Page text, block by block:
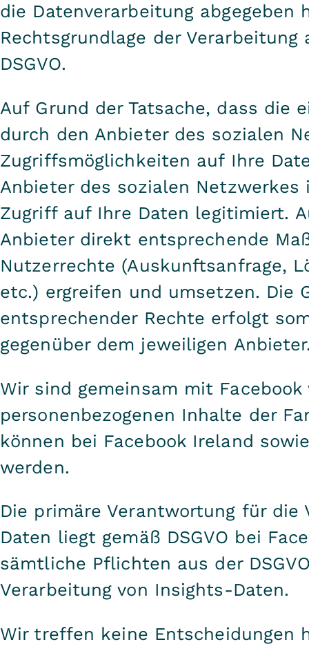
die Datenverarbeitung abgegeben
Rechtsgrundlage der Verarbeitung
DSGVO.
Auf Grund der Tatsache, dass die
durch den Anbieter des sozialen
Zugriffsmöglichkeiten auf Ihre
Anbieter des sozialen
Zugriff auf Ihre Daten legitimiert.
Anbieter direkt entsprechende
Nutzerrechte (Auskunftsanfrage,
etc.) ergreifen und umsetzen. Die
entsprechender Rechte erfolgt
gegenüber dem jeweiligen
Wir sind gemeinsam mit
personenbezogenen Inhalte der
können bei Facebook Ireland
werden.
Die primäre Verantwortung für
Daten liegt gemäß DSGVO bei
sämtliche Pflichten aus der
Verarbeitung von Insights-Daten.
Wir treffen keine Entscheidungen